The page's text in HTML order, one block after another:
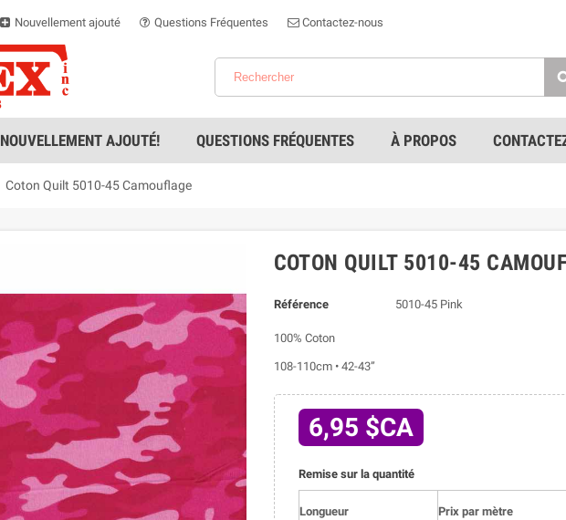
Nouvellement ajouté Questions Fréquentes Contactez-nous
NOUVELLEMENT AJOUTÉ! QUESTIONS FRÉQUENTES À PROPOS
Coton Quilt 5010-45 Camouflage
COTON QUILT 5010-45
Référence 5010-45 Pink
100% Coton
108-110cm • 42-43”
6,95 $CA
Remise sur la quantité
Longueur Prix par mètre